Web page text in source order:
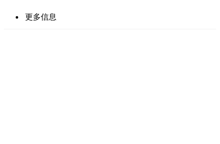
更多信息